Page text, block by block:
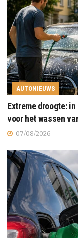
AUTONIEUWS
Extreme droogte:
voor het wassen
07/08/2026